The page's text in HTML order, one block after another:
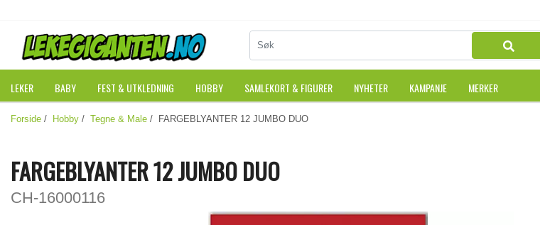
LEKER BABY FEST & UTKLEDNING HOBBY SAMLEKORT & FIGURER NYHETER KAMPANJE MERKER
Forside / Hobby / Tegne & Male / FARGEBLYANTER 12 JUMBO DUO
FARGEBLYANTER 12 JUMBO DUO
CH-16000116